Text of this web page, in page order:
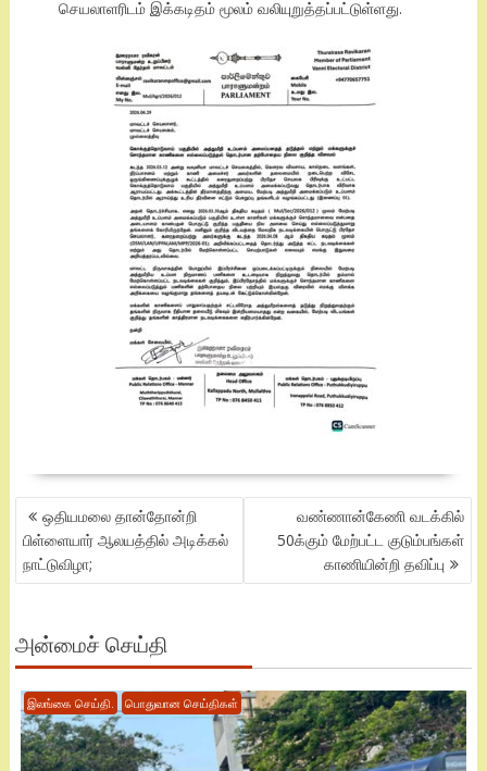
செயலாளரிடம் இக்கடிதம் மூலம் வலியுறுத்தப்பட்டுள்ளது.
POST
NAVIGATION
ஒதியமலை தான்தோன்றி
பிள்ளையார் ஆலயத்தில் அடிக்கல்
நாட்டுவிழா;
வண்ணான்கேணி வடக்கில்
50க்கும் மேற்பட்ட குடும்பங்கள்
காணியின்றி தவிப்பு
அன்மைச் செய்தி
இலங்கை செய்தி. பொதுவான செய்திகள்